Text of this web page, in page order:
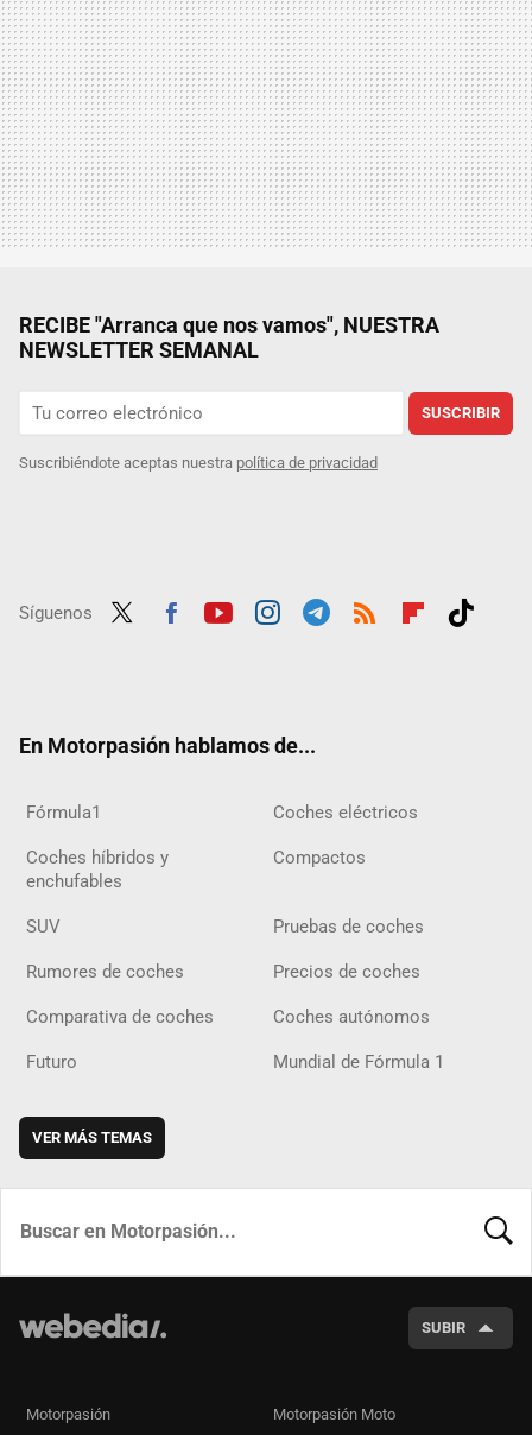
RECIBE "Arranca que nos vamos", NUESTRA
NEWSLETTER SEMANAL
SUSCRIBIR
Suscribiéndote aceptas nuestra política de privacidad
Síguenos
En Motorpasión hablamos de...
Fórmula1 Coches eléctricos
Coches híbridos y
enchufables
Compactos
SUV Pruebas de coches
Rumores de coches Precios de coches
Comparativa de coches Coches autónomos
Futuro Mundial de Fórmula 1
VER MÁS TEMAS
SUBIR
Motorpasión Motorpasión Moto